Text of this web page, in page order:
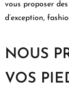
vous proposer
d’exception,
NOUS
VOS